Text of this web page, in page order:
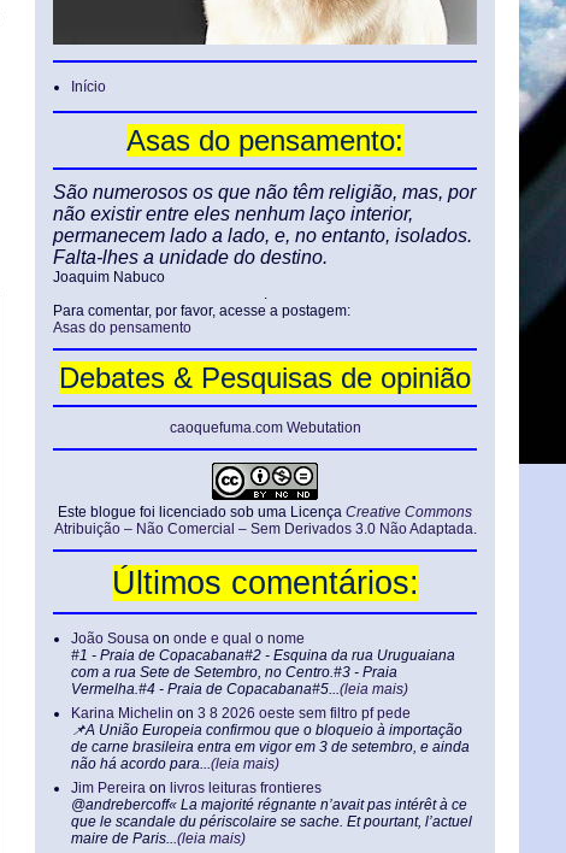
Início
Asas do pensamento:
São numerosos os que não têm religião, mas, por
não existir entre eles nenhum laço interior,
permanecem lado a lado, e, no entanto, isolados.
Falta-lhes a unidade do destino.
Joaquim Nabuco
.
Para comentar, por favor, acesse a postagem:
Asas do pensamento
Debates & Pesquisas de opinião
caoquefuma.com Webutation
Este blogue foi licenciado sob uma Licença Creative Commons
Atribuição – Não Comercial – Sem Derivados 3.0 Não Adaptada.
Últimos comentários:
João Sousa on onde e qual o nome
#1 - Praia de Copacabana#2 - Esquina da rua Uruguaiana
com a rua Sete de Setembro, no Centro.#3 - Praia
Vermelha.#4 - Praia de Copacabana#5...(leia mais)
Karina Michelin on 3 8 2026 oeste sem filtro pf pede
📌A União Europeia confirmou que o bloqueio à importação
de carne brasileira entra em vigor em 3 de setembro, e ainda
não há acordo para...(leia mais)
Jim Pereira on livros leituras frontieres
@andrebercoff« La majorité régnante n’avait pas intérêt à ce
que le scandale du périscolaire se sache. Et pourtant, l’actuel
maire de Paris...(leia mais)